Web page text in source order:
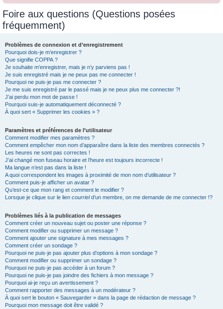
Foire aux questions (Questions posées
fréquemment)
Problèmes de connexion et d’enregistrement
Pourquoi dois-je m’enregistrer ?
Que signifie COPPA ?
Je souhaite m’enregistrer, mais je n’y parviens pas !
Je suis enregistré mais je ne peux pas me connecter !
Pourquoi ne puis-je pas me connecter ?
Je me suis enregistré par le passé mais je ne peux plus me connecter ?!
J’ai perdu mon mot de passe !
Pourquoi suis-je automatiquement déconnecté ?
À quoi sert « Supprimer les cookies » ?
Paramètres et préférences de l’utilisateur
Comment modifier mes paramètres ?
Comment empêcher mon nom d’apparaître dans la liste des membres connectés ?
Les heures ne sont pas correctes !
J’ai changé mon fuseau horaire et l’heure est toujours incorrecte !
Ma langue n’est pas dans la liste !
A quoi correspondent les images à proximité de mon nom d’utilisateur ?
Comment puis-je afficher un avatar ?
Qu’est-ce que mon rang et comment le modifier ?
Lorsque je clique sur le lien courrield’un membre, on me demande de me connecter !?
Problèmes liés à la publication de messages
Comment créer un nouveau sujet ou poster une réponse ?
Comment modifier ou supprimer un message ?
Comment ajouter une signature à mes messages ?
Comment créer un sondage ?
Pourquoi ne puis-je pas ajouter plus d’options à mon sondage ?
Comment modifier ou supprimer un sondage ?
Pourquoi ne puis-je pas accéder à un forum ?
Pourquoi ne puis-je pas joindre des fichiers à mon message ?
Pourquoi ai-je reçu un avertissement ?
Comment rapporter des messages à un modérateur ?
À quoi sert le bouton « Sauvegarder » dans la page de rédaction de message ?
Pourquoi mon message doit être validé ?